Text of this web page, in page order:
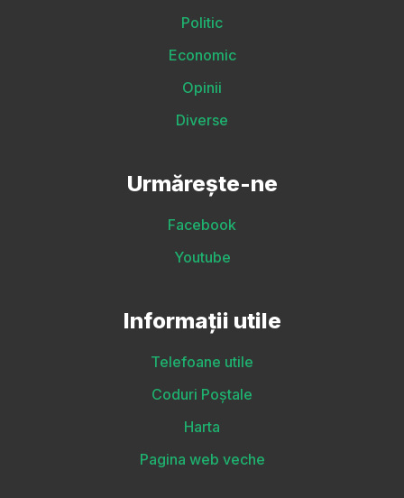
Politic
Economic
Opinii
Diverse
Urmărește-ne
Facebook
Youtube
Informații utile
Telefoane utile
Coduri Poștale
Harta
Pagina web veche